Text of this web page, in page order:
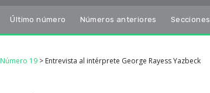
Último número Números anteriores Secciones
Número 19 > Entrevista al intérprete George Rayess Yazbeck